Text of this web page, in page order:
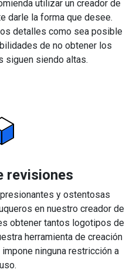
utilizar un creador de
darle la forma que desee.
detalles como sea posible
de no obtener los
siguen siendo altas.
revisiones
y ostentosas
en nuestro creador de
obtener tantos logotipos de
herramienta de creación
ninguna restricción a